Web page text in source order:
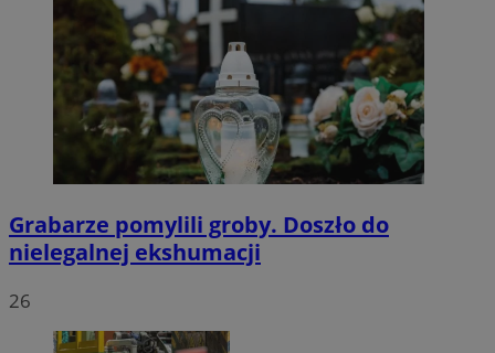
Grabarze pomylili groby. Doszło do
nielegalnej ekshumacji
26